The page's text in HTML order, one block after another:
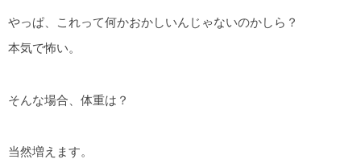
やっぱ、これって何かおかしいんじゃないのかしら？
本気で怖い。
そんな場合、体重は？
当然増えます。